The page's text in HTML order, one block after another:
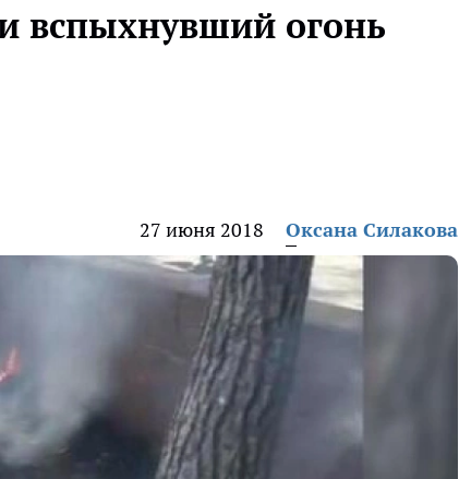
вспыхнувший огонь
27 июня 2018 Оксана Силакова